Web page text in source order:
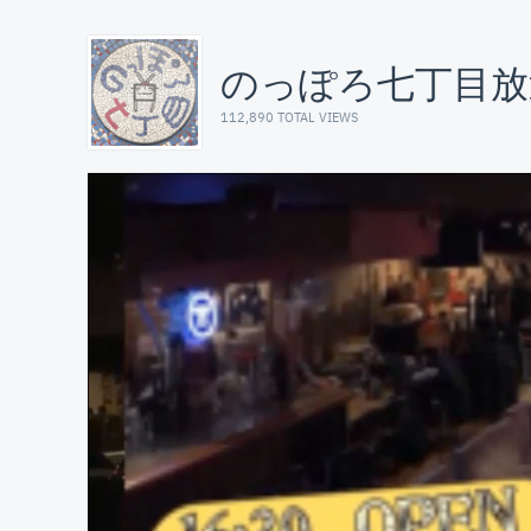
のっぽろ七丁目
112,890 TOTAL VIEWS